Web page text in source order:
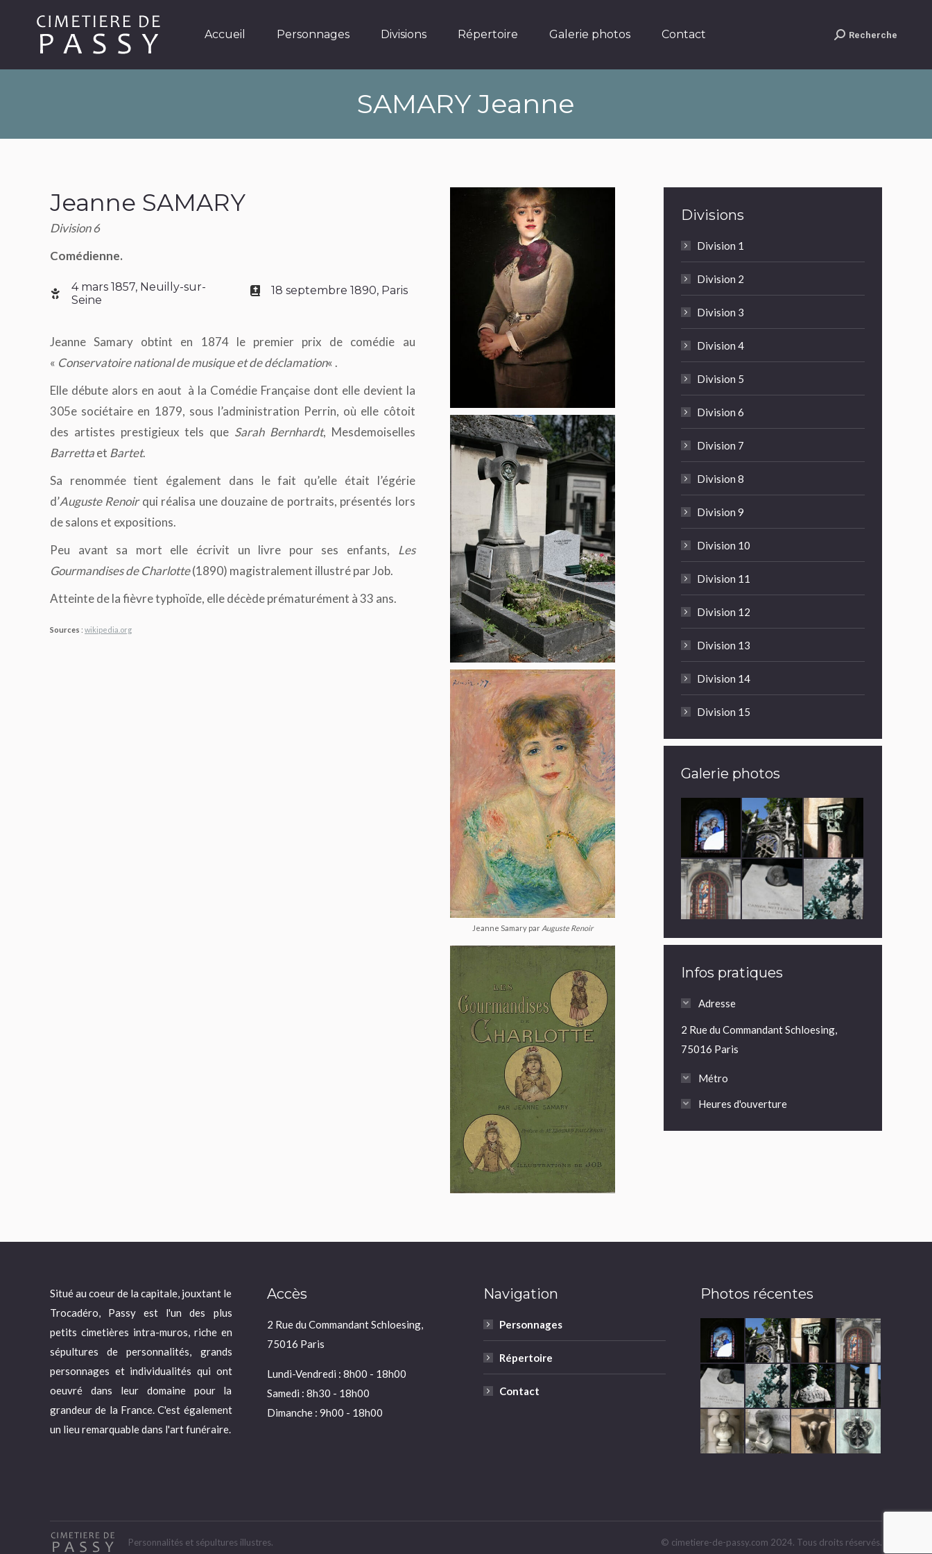
Accueil Personnages Divisions Répertoire Galerie photos Contact Search:
Recherche
SAMARY Jeanne
Jeanne SAMARY
Division 6
Comédienne.
4 mars 1857, Neuilly-sur-
Seine
18 septembre 1890, Paris
Jeanne Samary obtint en 1874 le premier prix de comédie au
« Conservatoire national de musique et de déclamation« .
Elle débute alors en aout à la Comédie Française dont elle devient la
305e sociétaire en 1879, sous l’administration Perrin, où elle côtoit
des artistes prestigieux tels que Sarah Bernhardt, Mesdemoiselles
Barrettaet Bartet.
Sa renommée tient également dans le fait qu’elle était l’égérie
d’Auguste Renoirqui réalisa une douzaine de portraits, présentés lors
de salons et expositions.
Peu avant sa mort elle écrivit un livre pour ses enfants, Les
Gourmandises de Charlotte(1890) magistralement illustré par Job.
Atteinte de la fièvre typhoïde, elle décède prématurément à 33 ans.
Sources : wikipedia.org
Jeanne Samary par Auguste Renoir
Divisions
Division 1
Division 2
Division 3
Division 4
Division 5
Division 6
Division 7
Division 8
Division 9
Division 10
Division 11
Division 12
Division 13
Division 14
Division 15
Galerie photos
Infos pratiques
Adresse
2 Rue du Commandant Schloesing,
75016 Paris
Métro
Heures d'ouverture
Situé au coeur de la capitale, jouxtant le
Trocadéro, Passy est l'un des plus
petits cimetières intra-muros, riche en
sépultures de personnalités, grands
personnages et individualités qui ont
oeuvré dans leur domaine pour la
grandeur de la France. C'est également
un lieu remarquable dans l'art funéraire.
Accès
2 Rue du Commandant Schloesing,
75016 Paris
Lundi-Vendredi : 8h00 - 18h00
Samedi : 8h30 - 18h00
Dimanche : 9h00 - 18h00
Navigation
Personnages
Répertoire
Contact
Photos récentes
Personnalités et sépultures illustres. © cimetiere-de-passy.com 2024. Tous droits réservés.
Search: